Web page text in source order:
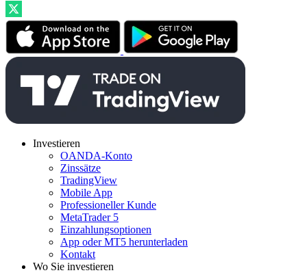
Investieren
OANDA-Konto
Zinssätze
TradingView
Mobile App
Professioneller Kunde
MetaTrader 5
Einzahlungsoptionen
App oder MT5 herunterladen
Kontakt
Wo Sie investieren